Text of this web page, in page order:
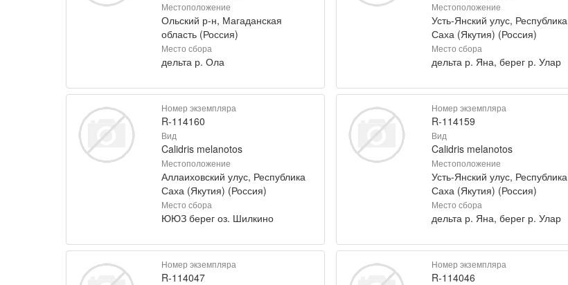
Местоположение
Ольский р-н, Магаданская
область (Россия)
Место сбора
дельта р. Ола
Местоположение
Усть-Янский улус, Республика
Саха (Якутия) (Россия)
Место сбора
дельта р. Яна, берег р. Улар
Номер экземпляра
R-114160
Вид
Calidris melanotos
Местоположение
Аллаиховский улус, Республика
Саха (Якутия) (Россия)
Место сбора
ЮЮЗ берег оз. Шилкино
Номер экземпляра
R-114159
Вид
Calidris melanotos
Местоположение
Усть-Янский улус, Республика
Саха (Якутия) (Россия)
Место сбора
дельта р. Яна, берег р. Улар
Номер экземпляра
R-114047
Номер экземпляра
R-114046